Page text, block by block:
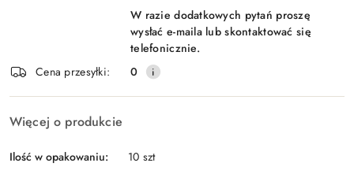
W razie dodatkowych pytań proszę
wysłać e-maila lub skontaktować się
telefonicznie.
Cena przesyłki:
0
Więcej o produkcie
Ilość w opakowaniu:
10 szt